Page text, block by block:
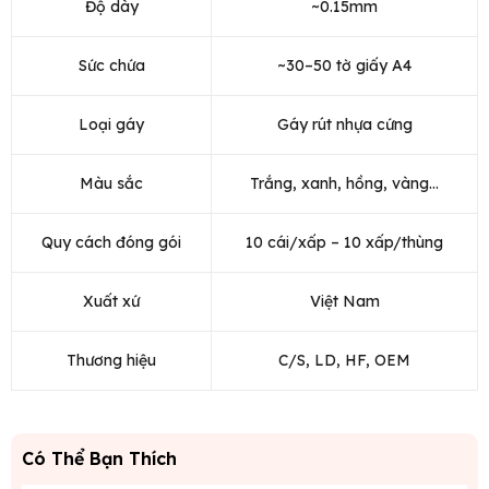
Độ dày ~0.15mm
Sức chứa ~30–50 tờ giấy A4
Loại gáy Gáy rút nhựa cứng
Màu sắc Trắng, xanh, hồng, vàng…
Quy cách đóng gói 10 cái/xấp – 10 xấp/thùng
Xuất xứ Việt Nam
Thương hiệu C/S, LD, HF, OEM
Có Thể Bạn Thích